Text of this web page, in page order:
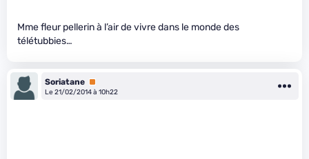
Mme fleur pellerin à l’air de vivre dans le monde des
télétubbies…
Soriatane Premium
Le 21/02/2014 à 10h22